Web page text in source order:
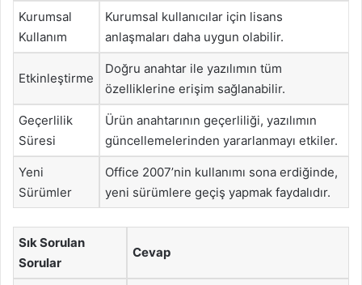
Kurumsal
Kullanım
Kurumsal kullanıcılar için lisans
anlaşmaları daha uygun olabilir.
Etkinleştirme
Doğru anahtar ile yazılımın tüm
özelliklerine erişim sağlanabilir.
Geçerlilik
Süresi
Ürün anahtarının geçerliliği, yazılımın
güncellemelerinden yararlanmayı etkiler.
Yeni
Sürümler
Office 2007’nin kullanımı sona erdiğinde,
yeni sürümlere geçiş yapmak faydalıdır.
Sık Sorulan
Sorular
Cevap